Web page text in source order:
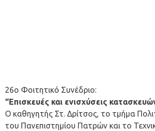
26ο Φοιτητικό Συνέδριο:
“Επισκευές και ενισχύσεις
Ο καθηγητής Στ. Δρίτσος, το τμήμα
του Πανεπιστημίου Πατρών και το